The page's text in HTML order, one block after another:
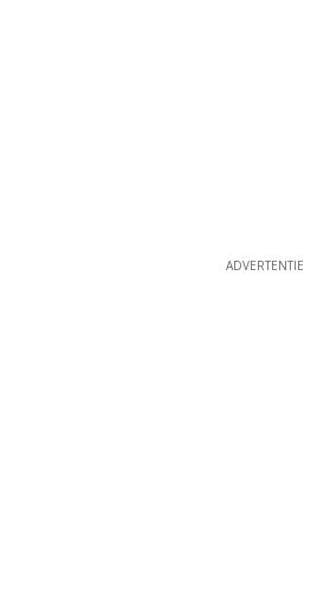
ADVERTENTIE